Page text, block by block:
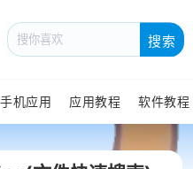
搜索
手机应用 应用教程 软件教程